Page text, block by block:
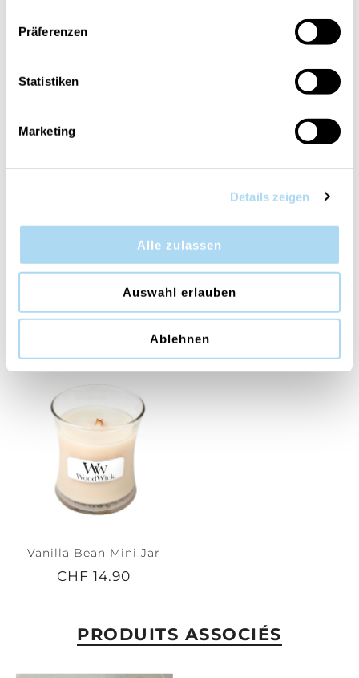
Präferenzen
Statistiken
Marketing
Details zeigen
Alle zulassen
Auswahl erlauben
Ablehnen
CHF 14.90
Clean Cotton Signature
CHF 11.15
Black Peppercorn
Medium Jar
CHF 14.95
White Honey Mini Jar
Vanilla Bean Mini Jar
CHF 14.90
PRODUITS ASSOCIÉS